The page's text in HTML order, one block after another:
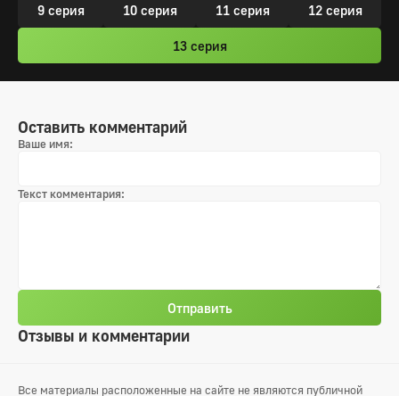
9 серия 10 серия 11 серия 12 серия
13 серия
Отзывы и комментарии
Оставить комментарий
Ваше имя:
Текст комментария:
Отправить
Все материалы расположенные на сайте не являются публичной